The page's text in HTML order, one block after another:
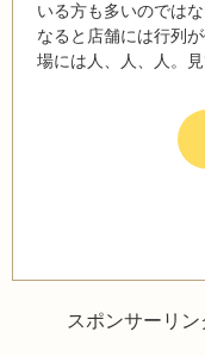
いる方も多いのでは
なると店舗には行列
場には人、人、人。
スポンサーリン